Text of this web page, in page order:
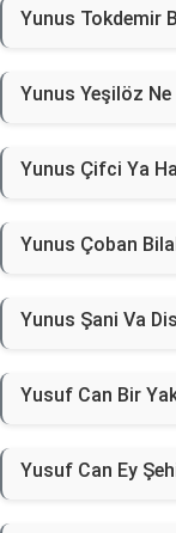
Yunus Tokdemir
Yunus Yeşilöz Ne
Yunus Çifci Ya
Yunus Çoban
Yunus Şani Va
Yusuf Can Bir
Yusuf Can Ey